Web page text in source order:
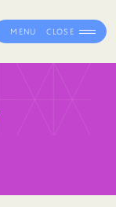
MENU CLOSE